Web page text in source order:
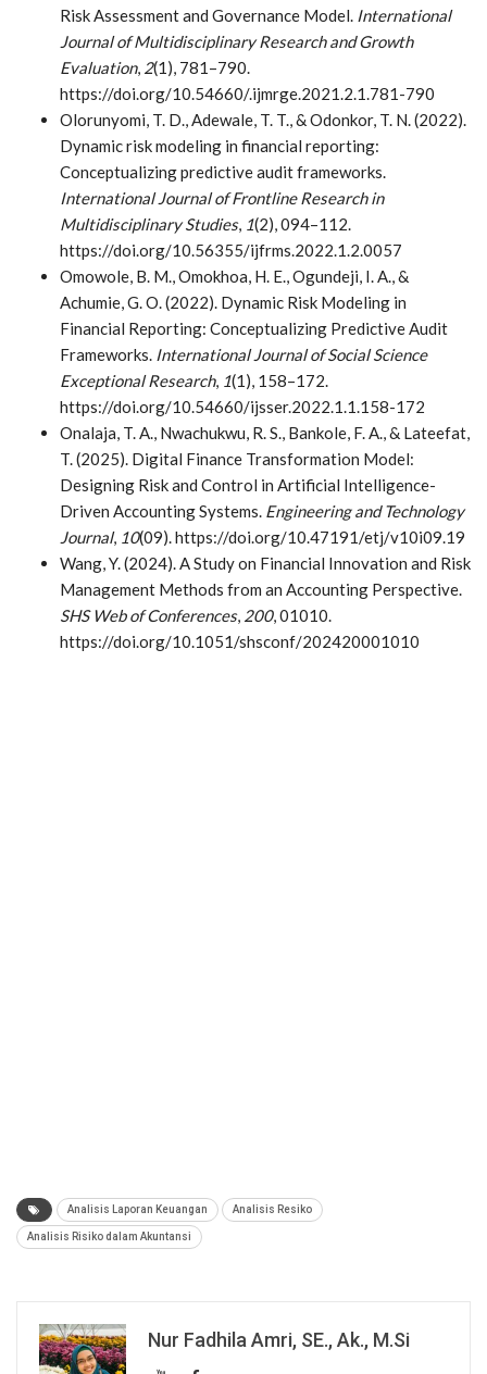
Risk Assessment and Governance Model. International
Journal of Multidisciplinary Research and Growth
Evaluation, 2(1), 781–790.
https://doi.org/10.54660/.ijmrge.2021.2.1.781-790
Olorunyomi, T. D., Adewale, T. T., & Odonkor, T. N. (2022).
Dynamic risk modeling in financial reporting:
Conceptualizing predictive audit frameworks.
International Journal of Frontline Research in
Multidisciplinary Studies, 1(2), 094–112.
https://doi.org/10.56355/ijfrms.2022.1.2.0057
Omowole, B. M., Omokhoa, H. E., Ogundeji, I. A., &
Achumie, G. O. (2022). Dynamic Risk Modeling in
Financial Reporting: Conceptualizing Predictive Audit
Frameworks. International Journal of Social Science
Exceptional Research, 1(1), 158–172.
https://doi.org/10.54660/ijsser.2022.1.1.158-172
Onalaja, T. A., Nwachukwu, R. S., Bankole, F. A., & Lateefat,
T. (2025). Digital Finance Transformation Model:
Designing Risk and Control in Artificial Intelligence-
Driven Accounting Systems. Engineering and Technology
Journal, 10(09). https://doi.org/10.47191/etj/v10i09.19
Wang, Y. (2024). A Study on Financial Innovation and Risk
Management Methods from an Accounting Perspective.
SHS Web of Conferences, 200, 01010.
https://doi.org/10.1051/shsconf/202420001010
Analisis Laporan Keuangan Analisis Resiko
Analisis Risiko dalam Akuntansi
Nur Fadhila Amri, SE., Ak., M.Si